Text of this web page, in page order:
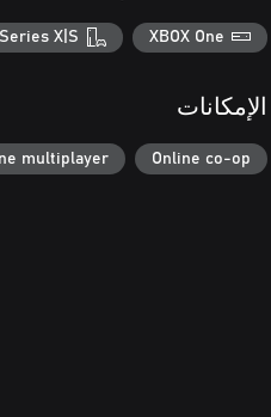
XBOX One
X|S
الإمكانات
Online co-op
multiplayer